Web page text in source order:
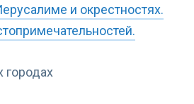
городах
и окрестностях.